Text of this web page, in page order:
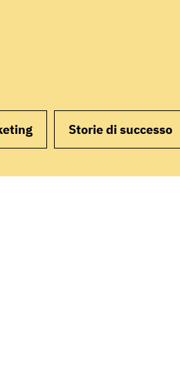
Storie di successo